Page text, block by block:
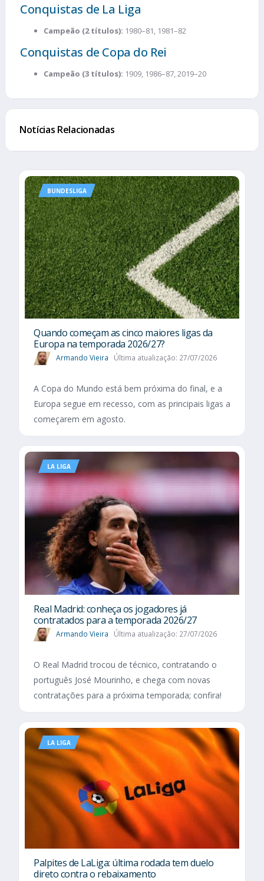
Conquistas de La Liga
Campeão (2 títulos): 1980–81, 1981–82
Conquistas de Copa do Rei
Campeão (3 títulos): 1909, 1986–87, 2019–20
Notícias Relacionadas
BUNDESLIGA
Quando começam as cinco maiores ligas da
Europa na temporada 2026/27?
Armando Vieira Última atualização: 27/07/2026
A Copa do Mundo está bem próxima do final, e a
Europa segue em recesso, com as principais ligas a
começarem em agosto.
LA LIGA
Real Madrid: conheça os jogadores já
contratados para a temporada 2026/27
Armando Vieira Última atualização: 27/07/2026
O Real Madrid trocou de técnico, contratando o
português José Mourinho, e chega com novas
contratações para a próxima temporada; confira!
LA LIGA
Palpites de LaLiga: última rodada tem duelo
direto contra o rebaixamento